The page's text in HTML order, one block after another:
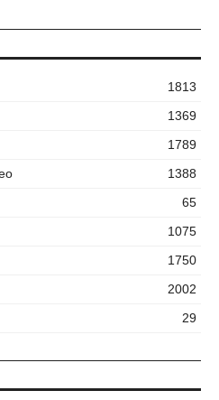
1813
1369
1789
1388
65
1075
1750
2002
29